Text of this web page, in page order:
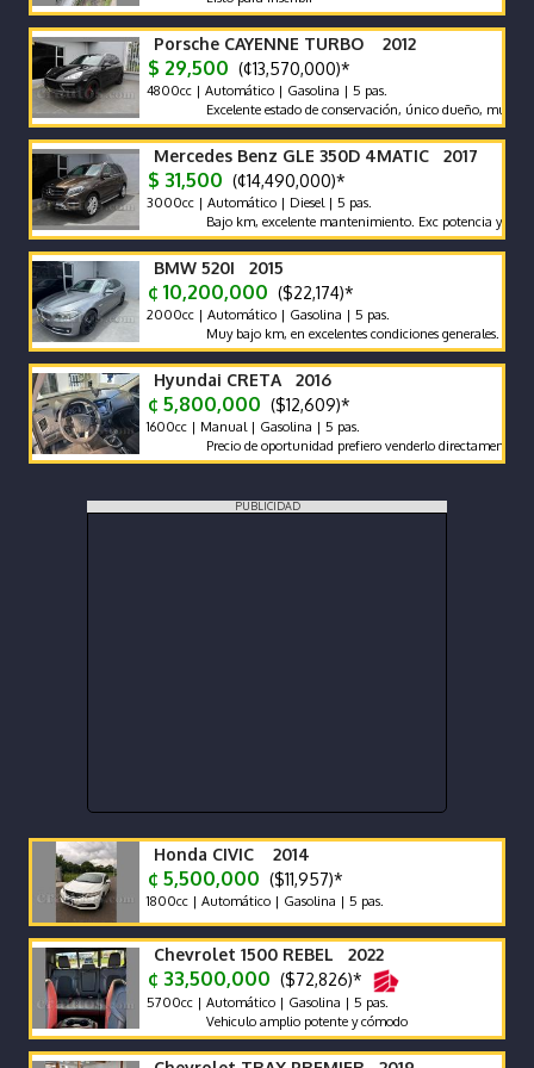
Porsche CAYENNE TURBO 2012
$ 29,500 (¢13,570,000)*
4800cc | Automático | Gasolina | 5 pas.
Excelente estado de conservación, único dueño, muy bajo
Mercedes Benz GLE 350D 4MATIC 2017
$ 31,500 (¢14,490,000)*
3000cc | Automático | Diesel | 5 pas.
Bajo km, excelente mantenimiento. Exc potencia y bajo
BMW 520I 2015
¢ 10,200,000 ($22,174)*
2000cc | Automático | Gasolina | 5 pas.
Muy bajo km, en excelentes condiciones generales. Vehículo
Hyundai CRETA 2016
¢ 5,800,000 ($12,609)*
1600cc | Manual | Gasolina | 5 pas.
Precio de oportunidad prefiero venderlo directamente antes
PUBLICIDAD
Honda CIVIC 2014
¢ 5,500,000 ($11,957)*
1800cc | Automático | Gasolina | 5 pas.
Chevrolet 1500 REBEL 2022
¢ 33,500,000 ($72,826)*
5700cc | Automático | Gasolina | 5 pas.
Vehiculo amplio potente y cómodo